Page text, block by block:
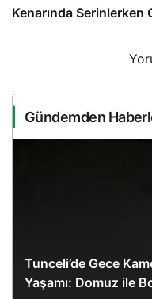
Kenarında
Gündemden
Tunceli’de Gece
Yaşamı: Domuz ile